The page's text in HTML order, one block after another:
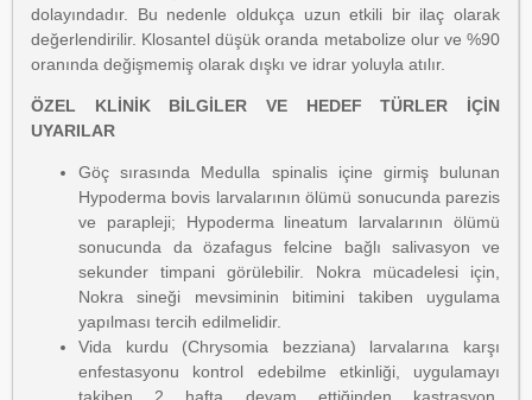
dolayındadır. Bu nedenle oldukça uzun etkili bir ilaç olarak
değerlendirilir. Klosantel düşük oranda metabolize olur ve %90
oranında değişmemiş olarak dışkı ve idrar yoluyla atılır.
ÖZEL KLİNİK BİLGİLER VE HEDEF TÜRLER İÇİN
UYARILAR
Göç sırasında Medulla spinalis içine girmiş bulunan
Hypoderma bovis larvalarının ölümü sonucunda parezis
ve parapleji; Hypoderma lineatum larvalarının ölümü
sonucunda da özafagus felcine bağlı salivasyon ve
sekunder timpani görülebilir. Nokra mücadelesi için,
Nokra sineği mevsiminin bitimini takiben uygulama
yapılması tercih edilmelidir.
Vida kurdu (Chrysomia bezziana) larvalarına karşı
enfestasyonu kontrol edebilme etkinliği, uygulamayı